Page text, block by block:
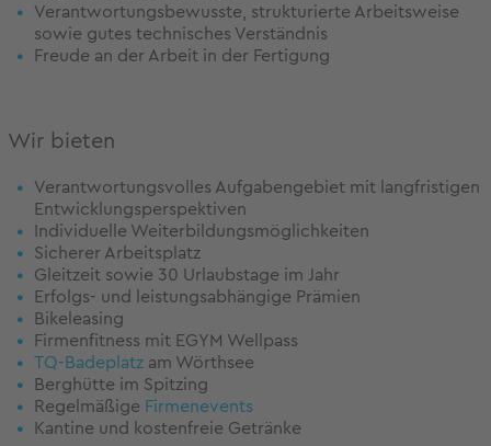
Verantwortungsbewusste, strukturierte Arbeitsweise
sowie gutes technisches Verständnis
Freude an der Arbeit in der Fertigung
Wir bieten
Verantwortungsvolles Aufgabengebiet mit langfristigen
Entwicklungsperspektiven
Individuelle Weiterbildungsmöglichkeiten
Sicherer Arbeitsplatz
Gleitzeit sowie 30 Urlaubstage im Jahr
Erfolgs- und leistungsabhängige Prämien
Bikeleasing
Firmenfitness mit EGYM Wellpass
TQ-Badeplatz am Wörthsee
Berghütte im Spitzing
Regelmäßige Firmenevents
Kantine und kostenfreie Getränke